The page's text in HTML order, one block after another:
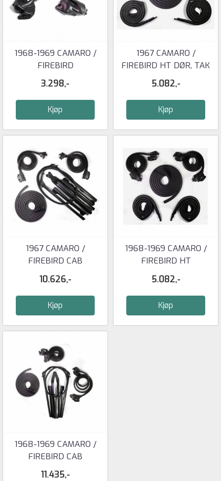
1968-1969 CAMARO /
FIREBIRD
DØRPAKNINGER -
METRO ...
3.298,-
Kjøp
1967 CAMARO /
FIREBIRD HT DØR, TAK
OG BAGGASJE ...
5.082,-
Kjøp
1967 CAMARO /
FIREBIRD CAB
PAKNINGSSETT -
METRO ...
10.626,-
Kjøp
1968-1969 CAMARO /
FIREBIRD HT
PAKNINGSSETT- ...
5.082,-
Kjøp
1968-1969 CAMARO /
FIREBIRD CAB
PAKNINGSSETT - ...
11.435,-